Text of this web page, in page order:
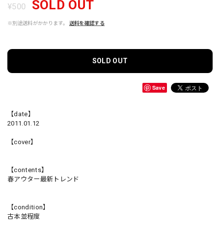
¥500 SOLD OUT
※別途送料がかかります。 送料を確認する
SOLD OUT
Save
【date】
2011.01.12
【cover】
【contents】
春アウター最新トレンド
【condition】
古本並程度